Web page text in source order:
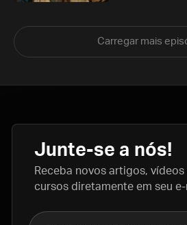
Carregar mais
Junte-se a nós!
Receba novos artigos,
cursos diretamente em seu e-
Nome completo